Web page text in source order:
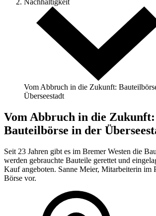
Nachhaltigkeit
Vom Abbruch in die Zukunft:
Überseestadt
Vom Abbruch in die Zukunft:
Bauteilbörse in der
Seit 23 Jahren gibt es im Bremer Westen die
werden gebrauchte Bauteile gerettet und
Kauf angeboten. Sanne Meier, Mitarbeiterin im
Börse vor.